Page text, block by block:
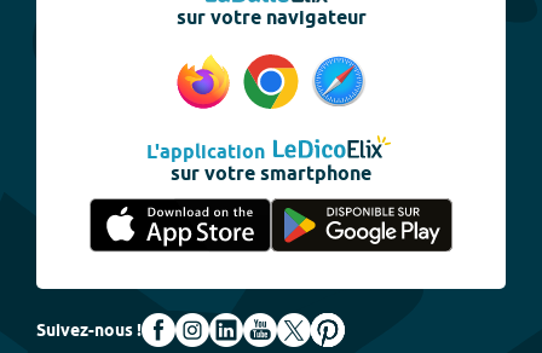
sur votre navigateur
L'application
sur votre smartphone
Suivez-nous !